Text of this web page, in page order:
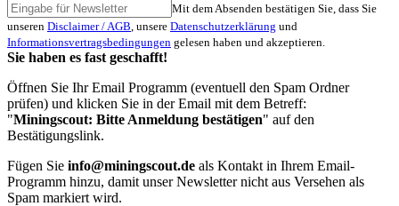
Mit dem Absenden bestätigen Sie, dass Sie
unseren Disclaimer / AGB , unsere Datenschutzerklärung und
Informationsvertragsbedingungen gelesen haben und akzeptieren.
Sie haben es fast geschafft!
Öffnen Sie Ihr Email Programm (eventuell den Spam Ordner
prüfen) und klicken Sie in der Email mit dem Betreff:
"Miningscout: Bitte Anmeldung bestätigen" auf den
Bestätigungslink.
Fügen Sie info@miningscout.de als Kontakt in Ihrem Email-
Programm hinzu, damit unser Newsletter nicht aus Versehen als
Spam markiert wird.